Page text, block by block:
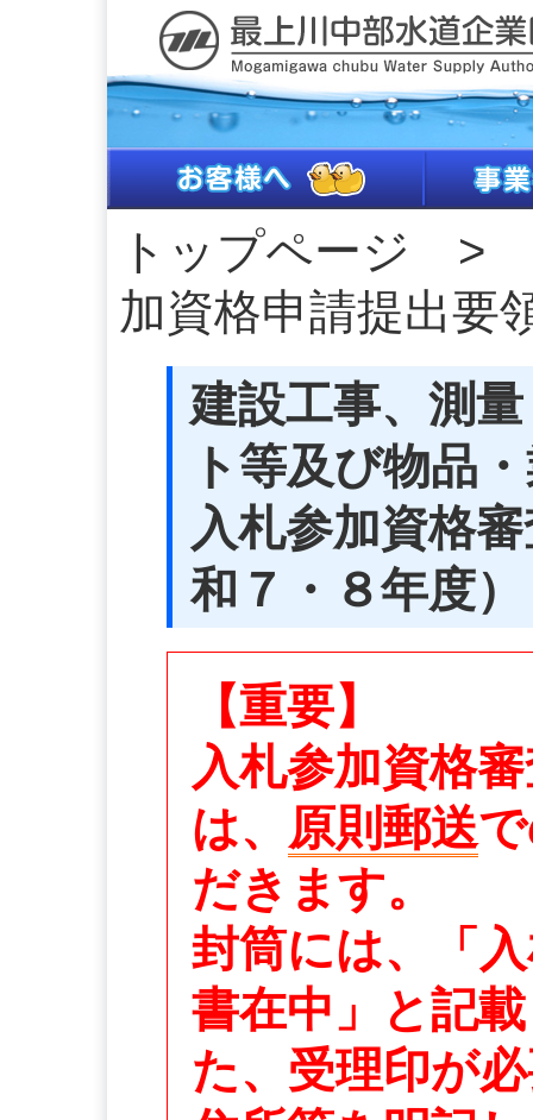
トップページ >
加資格申請提出要
建設工事、測
ト等及び物品
入札参加資格
和７・８年度）
【重要】
入札参加資格
は、 原則郵送
だきます。
封筒には、「
書在中」と記
た、受理印が